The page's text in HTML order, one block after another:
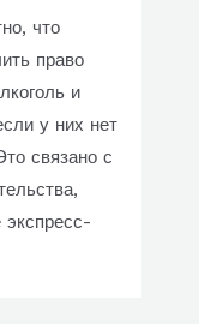
что
право
и
у них нет
связано с
экспресс-